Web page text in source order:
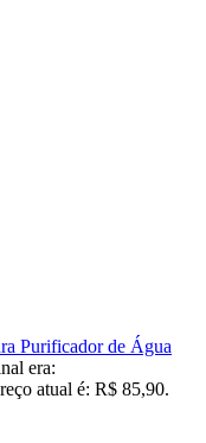
Purificador de Água
era:
atual é: R$ 85,90.